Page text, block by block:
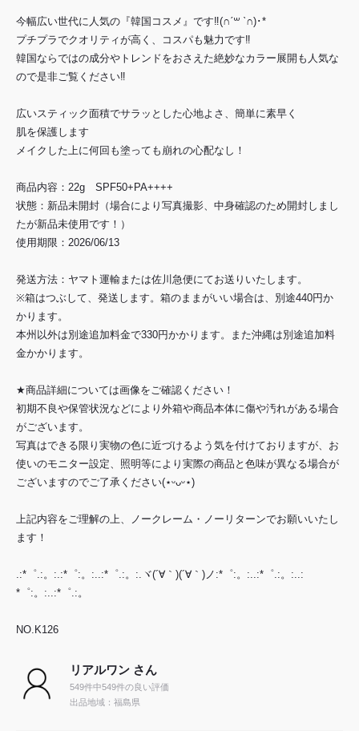
今幅広い世代に人気の『韓国コスメ』です‼(∩ˊ꒳ ˋ∩)･*
プチプラでクオリティが高く、コスパも魅力です‼
韓国ならではの成分やトレンドをおさえた絶妙なカラー展開も人気な
ので是非ご覧ください‼
広いスティック面積でサラッとした心地よさ、簡単に素早く
肌を保護します
メイクした上に何回も塗っても崩れの心配なし！
商品内容：22g SPF50+PA++++
状態：新品未開封（場合により写真撮影、中身確認のため開封しまし
たが新品未使用です！）
使用期限：2026/06/13
発送方法：ヤマト運輸または佐川急便にてお送りいたします。
※箱はつぶして、発送します。箱のままがいい場合は、別途440円か
かります。
本州以外は別途追加料金で330円かかります。また沖縄は別途追加料
金かかります。
★商品詳細については画像をご確認ください！
初期不良や保管状況などにより外箱や商品本体に傷や汚れがある場合
がございます。
写真はできる限り実物の色に近づけるよう気を付けておりますが、お
使いのモニター設定、照明等により実際の商品と色味が異なる場合が
ございますのでご了承ください(⋆ᵕᴗᵕ⋆)
上記内容をご理解の上、ノークレーム・ノーリターンでお願いいたし
ます！
.:*゜.:。:.:*゜:。:..:*゜.:。:.ヾ(´∀｀)(´∀｀)ノ:*゜:。:..:*゜.:。:..:
*゜:。:..:*゜.:。
NO.K126
リアルワン さん
549件中549件の良い評価
出品地域：福島県